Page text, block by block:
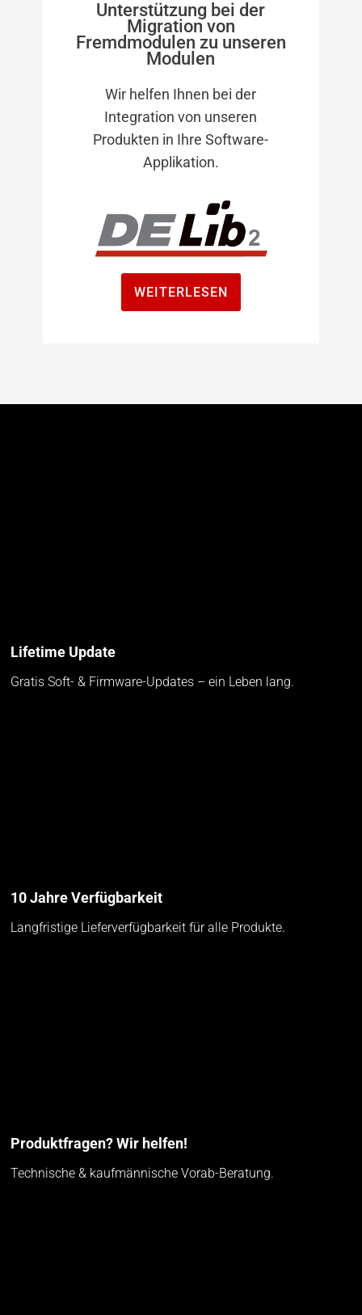
Unterstützung bei der
Migration von
Fremdmodulen zu unseren
Modulen
Wir helfen Ihnen bei der
Integration von unseren
Produkten in Ihre Software-
Applikation.
WEITERLESEN
Lifetime Update
Gratis Soft- & Firmware-Updates – ein Leben lang.
10 Jahre Verfügbarkeit
Langfristige Lieferverfügbarkeit für alle Produkte.
Produktfragen? Wir helfen!
Technische & kaufmännische Vorab-Beratung.